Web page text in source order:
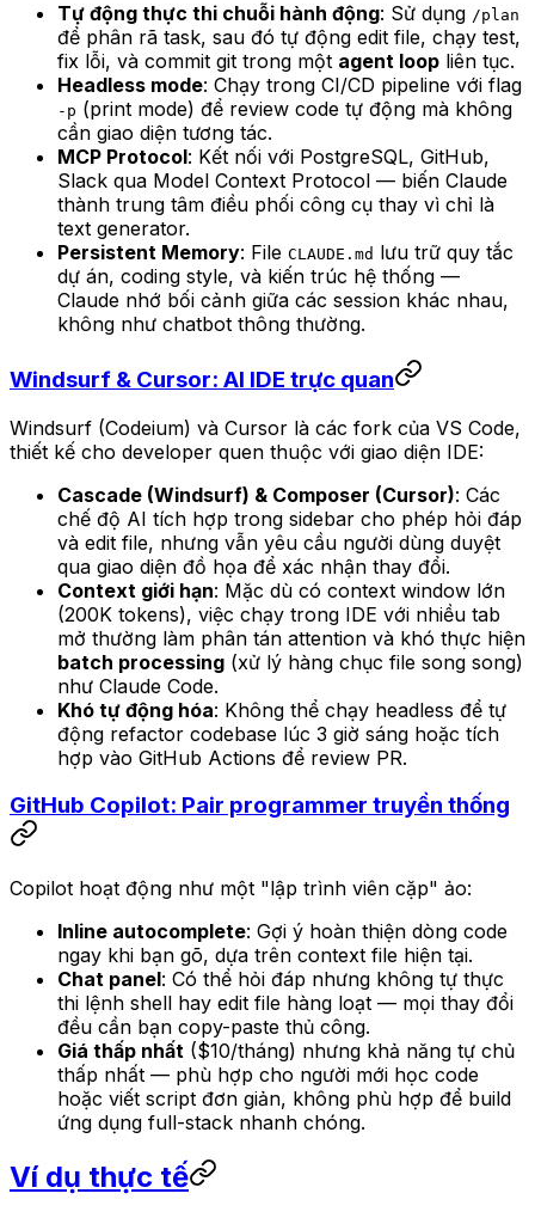
Tự động thực thi chuỗi hành động: Sử dụng /plan
để phân rã task, sau đó tự động edit file, chạy test,
fix lỗi, và commit git trong một agent loop liên tục.
Headless mode: Chạy trong CI/CD pipeline với flag
-p (print mode) để review code tự động mà không
cần giao diện tương tác.
MCP Protocol: Kết nối với PostgreSQL, GitHub,
Slack qua Model Context Protocol — biến Claude
thành trung tâm điều phối công cụ thay vì chỉ là
text generator.
Persistent Memory: File CLAUDE.md lưu trữ quy tắc
dự án, coding style, và kiến trúc hệ thống —
Claude nhớ bối cảnh giữa các session khác nhau,
không như chatbot thông thường.
Windsurf & Cursor: AI IDE trực quan
Windsurf (Codeium) và Cursor là các fork của VS Code,
thiết kế cho developer quen thuộc với giao diện IDE:
Cascade (Windsurf) & Composer (Cursor): Các
chế độ AI tích hợp trong sidebar cho phép hỏi đáp
và edit file, nhưng vẫn yêu cầu người dùng duyệt
qua giao diện đồ họa để xác nhận thay đổi.
Context giới hạn: Mặc dù có context window lớn
(200K tokens), việc chạy trong IDE với nhiều tab
mở thường làm phân tán attention và khó thực hiện
batch processing (xử lý hàng chục file song song)
như Claude Code.
Khó tự động hóa: Không thể chạy headless để tự
động refactor codebase lúc 3 giờ sáng hoặc tích
hợp vào GitHub Actions để review PR.
GitHub Copilot: Pair programmer truyền thống
Copilot hoạt động như một "lập trình viên cặp" ảo:
Inline autocomplete: Gợi ý hoàn thiện dòng code
ngay khi bạn gõ, dựa trên context file hiện tại.
Chat panel: Có thể hỏi đáp nhưng không tự thực
thi lệnh shell hay edit file hàng loạt — mọi thay đổi
đều cần bạn copy-paste thủ công.
Giá thấp nhất ($10/tháng) nhưng khả năng tự chủ
thấp nhất — phù hợp cho người mới học code
hoặc viết script đơn giản, không phù hợp để build
ứng dụng full-stack nhanh chóng.
Ví dụ thực tế